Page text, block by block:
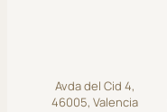
Avda del Cid 4,
46005, Valencia